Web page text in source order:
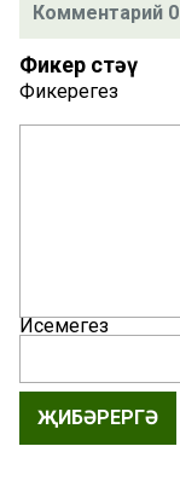
Комментарий 0
Фикер өстәү
Фикерегез
Исемегез
ҖИБӘРЕРГӘ